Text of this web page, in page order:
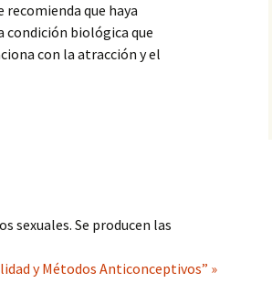
recomienda que haya
condición biológica que
con la atracción y el
sexuales. Se producen las
y Métodos Anticonceptivos” »